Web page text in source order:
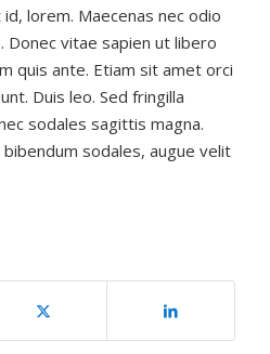
lorem. Maecenas nec odio
vitae sapien ut libero
quis ante. Etiam sit amet orci
Duis leo. Sed fringilla
sodales sagittis magna.
sodales, augue velit